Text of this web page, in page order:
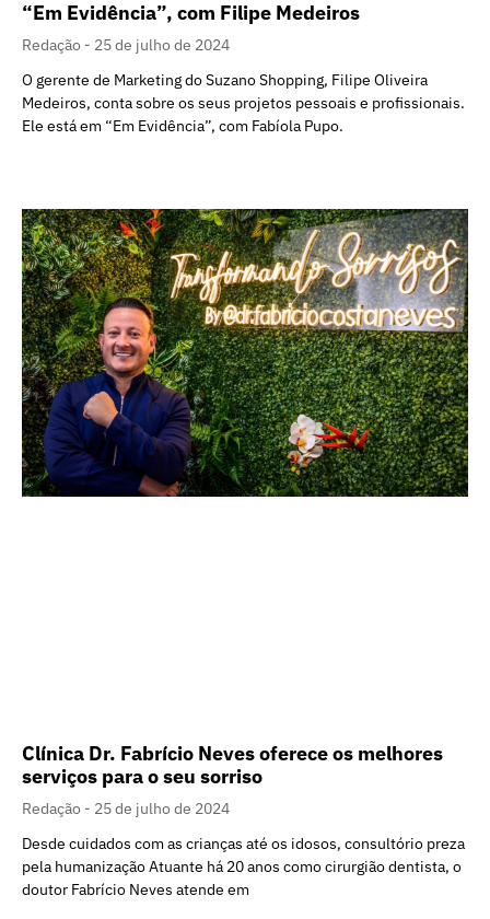
“Em Evidência”, com Filipe Medeiros
Redação
25 de julho de 2024
O gerente de Marketing do Suzano Shopping, Filipe Oliveira
Medeiros, conta sobre os seus projetos pessoais e profissionais.
Ele está em “Em Evidência”, com Fabíola Pupo.
Clínica Dr. Fabrício Neves oferece os melhores
serviços para o seu sorriso
Redação
25 de julho de 2024
Desde cuidados com as crianças até os idosos, consultório preza
pela humanização Atuante há 20 anos como cirurgião dentista, o
doutor Fabrício Neves atende em